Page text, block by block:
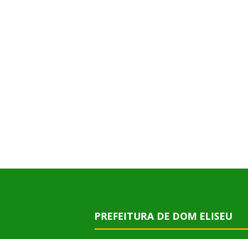
PREFEITURA DE DOM ELISEU